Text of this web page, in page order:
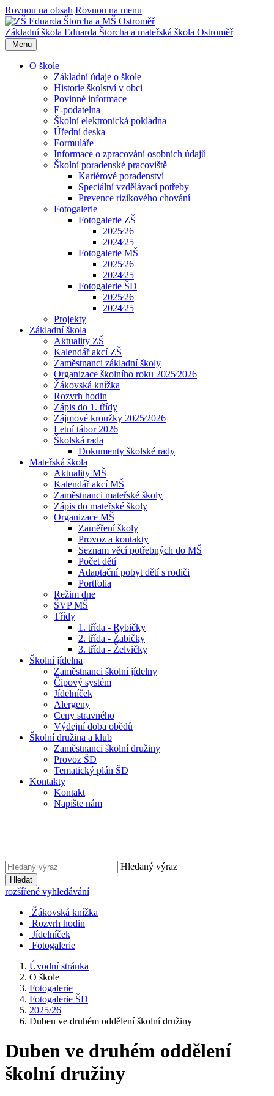
Rovnou na obsah Rovnou na menu
Základní škola Eduarda Štorcha a mateřská škola Ostroměř
Menu
O škole
Základní údaje o škole
Historie školství v obci
Povinné informace
E-podatelna
Školní elektronická pokladna
Úřední deska
Formuláře
Informace o zpracování osobních údajů
Školní poradenské pracoviště
Kariérové poradenství
Speciální vzdělávací potřeby
Prevence rizikového chování
Fotogalerie
Fotogalerie ZŠ
2025⁄26
2024⁄25
Fotogalerie MŠ
2025⁄26
2024⁄25
Fotogalerie ŠD
2025⁄26
2024⁄25
Projekty
Základní škola
Aktuality ZŠ
Kalendář akcí ZŠ
Zaměstnanci základní školy
Organizace školního roku 2025⁄2026
Žákovská knížka
Rozvrh hodin
Zápis do 1. třídy
Zájmové kroužky 2025⁄2026
Letní tábor 2026
Školská rada
Dokumenty školské rady
Mateřská škola
Aktuality MŠ
Kalendář akcí MŠ
Zaměstnanci mateřské školy
Zápis do mateřské školy
Organizace MŠ
Zaměření školy
Provoz a kontakty
Seznam věcí potřebných do MŠ
Počet dětí
Adaptační pobyt dětí s rodiči
Portfolia
Režim dne
ŠVP MŠ
Třídy
1. třída - Rybičky
2. třída - Žabičky
3. třída - Želvičky
Školní jídelna
Zaměstnanci školní jídelny
Čipový systém
Jídelníček
Alergeny
Ceny stravného
Výdejní doba obědů
Školní družina a klub
Zaměstnanci školní družiny
Provoz ŠD
Tematický plán ŠD
Kontakty
Kontakt
Napište nám
Hledaný výraz
Hledat
rozšířené vyhledávání
Žákovská knížka
Rozvrh hodin
Jídelníček
Fotogalerie
Úvodní stránka
O škole
Fotogalerie
Fotogalerie ŠD
2025/26
Duben ve druhém oddělení školní družiny
Duben ve druhém oddělení
školní družiny